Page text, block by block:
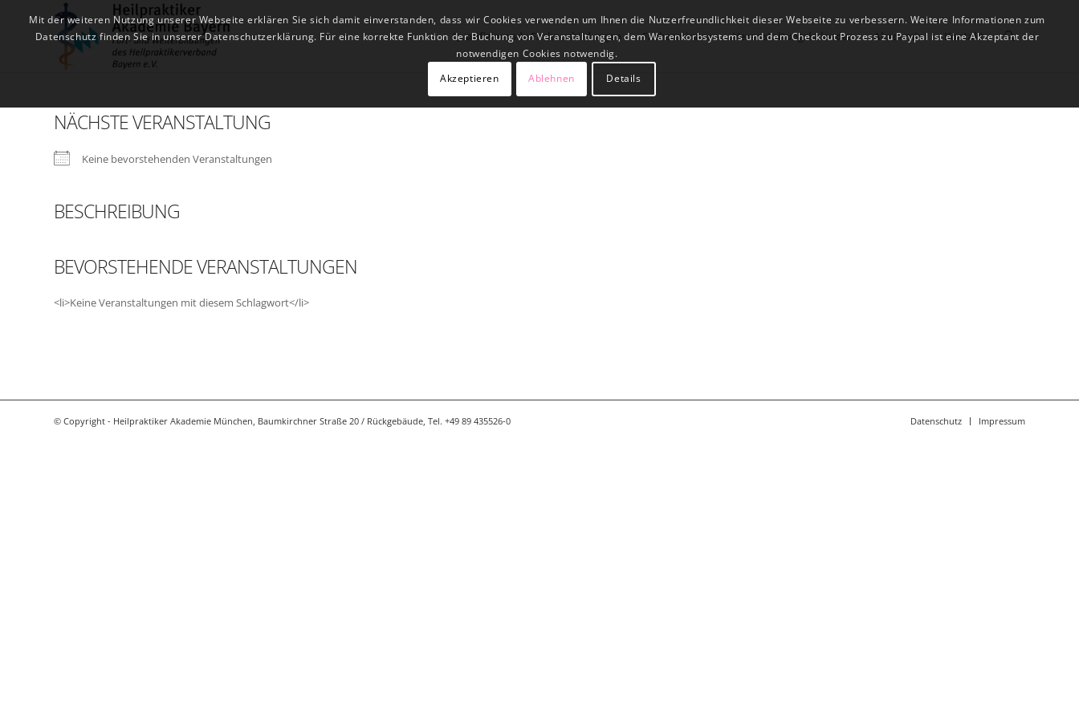
Qualifizierende Fachausbildungen Fachseminare Veranstaltungskalender Akademie Kontakt
NÄCHSTE VERANSTALTUNG
Keine bevorstehenden Veranstaltungen
BESCHREIBUNG
BEVORSTEHENDE VERANSTALTUNGEN
<li>Keine Veranstaltungen mit diesem Schlagwort</li>
© Copyright - Heilpraktiker Akademie München, Baumkirchner Straße 20 / Rückgebäude, Tel. +49 89 435526-0 Datenschutz Impressum
Mit der weiteren Nutzung unserer Webseite erklären Sie sich damit einverstanden, dass wir Cookies verwenden um Ihnen die Nutzerfreundlichkeit dieser Webseite zu verbessern. Weitere Informationen zum
Datenschutz finden Sie in unserer Datenschutzerklärung. Für eine korrekte Funktion der Buchung von Veranstaltungen, dem Warenkorbsystems und dem Checkout Prozess zu Paypal ist eine Akzeptant der
notwendigen Cookies notwendig.
Akzeptieren
Ablehnen Details